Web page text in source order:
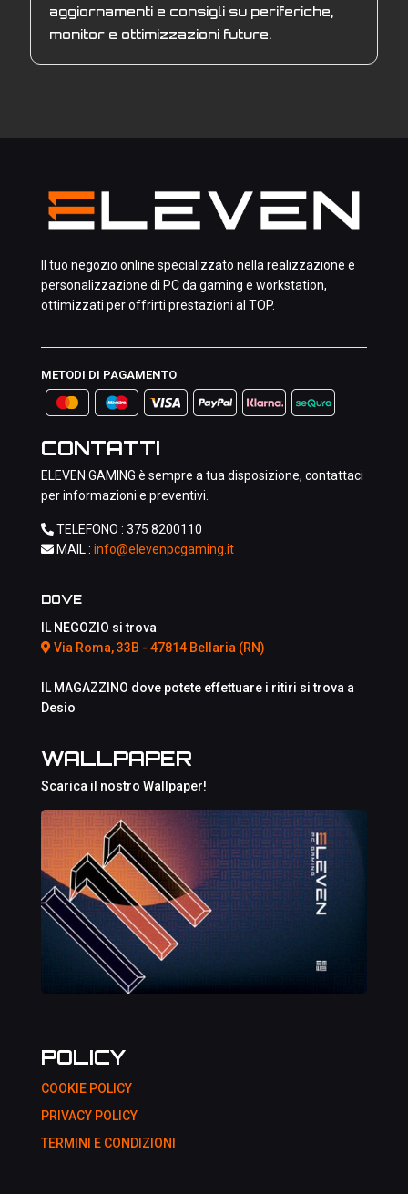
aggiornamenti e consigli su periferiche,
monitor e ottimizzazioni future.
Il tuo negozio online specializzato nella realizzazione e
personalizzazione di PC da gaming e workstation,
ottimizzati per offrirti prestazioni al TOP.
METODI DI PAGAMENTO
CONTATTI
ELEVEN GAMING è sempre a tua disposizione, contattaci
per informazioni e preventivi.
TELEFONO : 375 8200110
MAIL : info@elevenpcgaming.it
DOVE
IL NEGOZIO si trova
Via Roma, 33B - 47814 Bellaria (RN)
IL MAGAZZINO dove potete effettuare i ritiri si trova a
Desio
WALLPAPER
Scarica il nostro Wallpaper!
POLICY
COOKIE POLICY
PRIVACY POLICY
TERMINI E CONDIZIONI